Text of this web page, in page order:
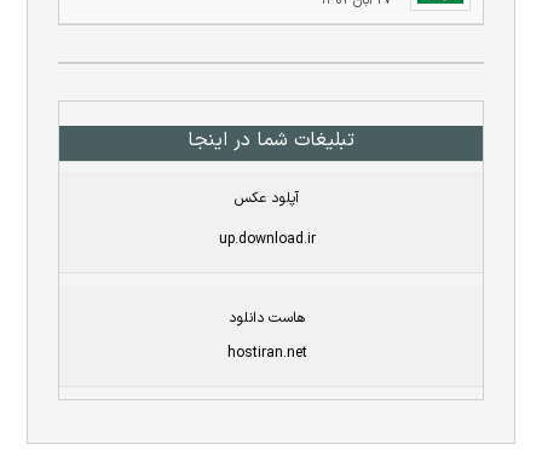
تبلیغات شما در اینجا
آپلود عکس
up.download.ir
هاست دانلود
hostiran.net